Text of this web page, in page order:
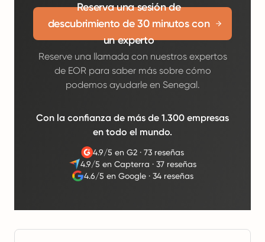
Reserva una sesión de
descubrimiento de 30 minutos con
un experto
Reserve una llamada con nuestros expertos
de EOR para saber más sobre cómo
podemos ayudarle en Senegal.
Con la confianza de más de 1.300 empresas
en todo el mundo.
4.9/5 en G2 ·73 reseñas
4.9/5 en Capterra ·37 reseñas
4.6/5 en Google· 34 reseñas